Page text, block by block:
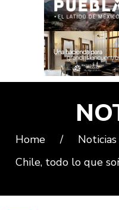
Home / Noticias
Chile, todo lo que